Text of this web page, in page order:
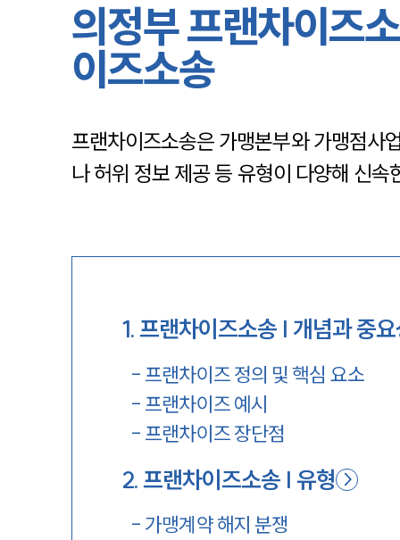
의정부 프랜차이즈
이즈소송
프랜차이즈소송은 가맹본부와 가맹점사
나 허위 정보 제공 등 유형이 다양해 신속
1.프랜차이즈소송 | 개념과 중
- 프랜차이즈 정의 및 핵심 요소
- 프랜차이즈 예시
- 프랜차이즈 장단점
2.프랜차이즈소송 | 유형
- 가맹계약 해지 분쟁